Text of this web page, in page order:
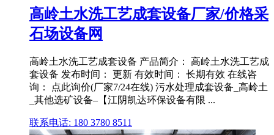
高岭土水洗工艺成套设备厂家/价格采
石场设备网
高岭土水洗工艺成套设备 产品简介： 高岭土水洗工艺成
套设备 发布时间： 更新 有效时间： 长期有效 在线咨
询： 点此询价(厂家7/24在线) 污水处理成套设备_高岭土
_其他选矿设备–【江阴凯达环保设备有限 ...
联系电话: 180 3780 8511